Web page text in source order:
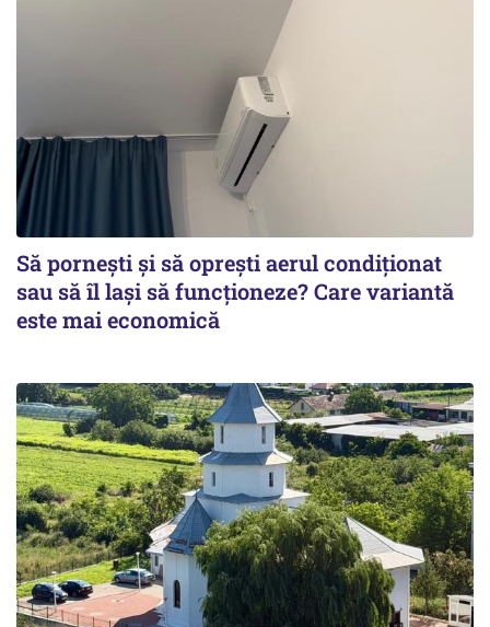
Să pornești și să oprești aerul condiționat
sau să îl lași să funcționeze? Care variantă
este mai economică